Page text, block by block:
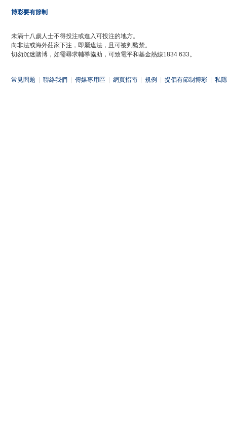
博彩要有節制
未滿十八歲人士不得投注或進入可投注的地方。
向非法或海外莊家下注，即屬違法，且可被判監禁。
切勿沉迷賭博，如需尋求輔導協助，可致電平和基金熱線1834 633。
常見問題 聯絡我們 傳媒專用區 網頁指南 規例 提倡有節制博彩 私